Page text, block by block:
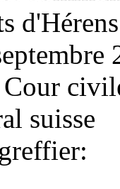
suisse